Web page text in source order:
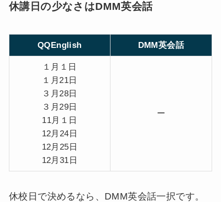
休講日の少なさはDMM英会話
QQEnglish DMM英会話
１月１日
１月21日
３月28日
３月29日
11月１日
12月24日
12月25日
12月31日
ー
休校日で決めるなら、DMM英会話一択です。